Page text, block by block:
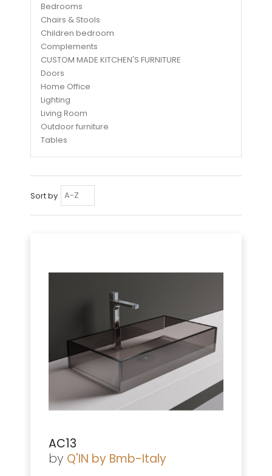
Bedrooms
Chairs & Stools
Children bedroom
Complements
CUSTOM MADE KITCHEN'S FURNITURE
Doors
Home Office
Lighting
Living Room
Outdoor furniture
Tables
Sort by
AC13
by Q'IN by Bmb-Italy